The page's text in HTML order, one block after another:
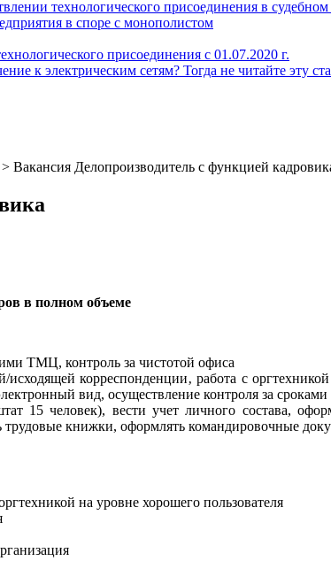
технологического присоединения в судебном
в споре с монополистом
присоединения с 01.07.2020 г.
к электрическим сетям? Тогда не читайте эту
> Вакансия Делопроизводитель с функцией
в полном объеме
ТМЦ, контроль за чистотой офиса
корреспонденции‚ работа с
вид, осуществление контроля за
15 человек), вести учет личного состава,
книжки, оформлять командировочные
на уровне хорошего пользователя